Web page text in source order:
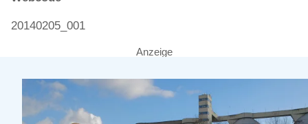
20140205_001
Anzeige